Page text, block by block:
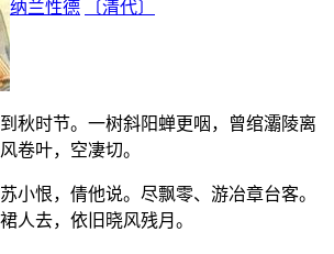
纳兰性德 〔清代〕
秋时节。一树斜阳蝉更咽，曾绾灞陵离
卷叶，空凄切。
小恨，倩他说。尽飘零、游冶章台客。
人去，依旧晓风残月。